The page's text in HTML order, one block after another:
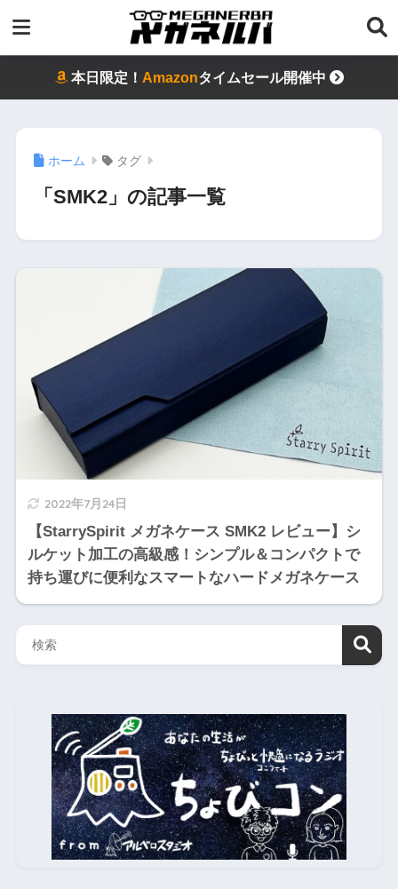
本日限定！ Amazonタイムセール開催中
ホーム タグ
「SMK2」の記事一覧
2022年7月24日
【StarrySpirit メガネケース SMK2 レビュー】シ
ルケット加工の高級感！シンプル＆コンパクトで
持ち運びに便利なスマートなハードメガネケース